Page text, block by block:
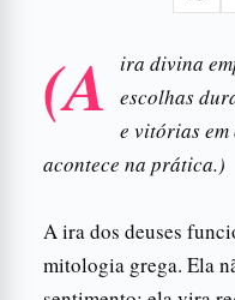
(A ira divina
escolhas
e vitórias em
acontece na prática.)
A ira dos deuses
mitologia grega. Ela